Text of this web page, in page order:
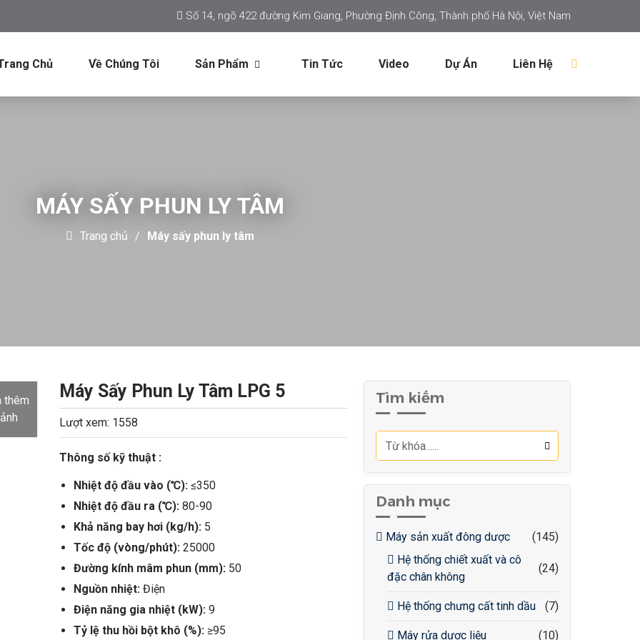
Số 14, ngõ 422 đường Kim Giang, Phường Định Công, Thành phố Hà Nội, Việt Nam
Chủ Về Chúng Tôi Sản Phẩm Tin Tức Video Dự Án Liên Hệ
MÁY SẤY PHUN LY TÂM
Trang chủ Máy sấy phun ly tâm
thêm
Máy Sấy Phun Ly Tâm LPG 5
Lượt xem: 1558
Thông số kỹ thuật :
Nhiệt độ đầu vào (℃):≤350
Nhiệt độ đầu ra (℃):80-90
Khả năng bay hơi (kg/h):5
Tốc độ (vòng/phút):25000
Đường kính mâm phun (mm):50
Nguồn nhiệt:Điện
Điện năng gia nhiệt (kW):9
Tỷ lệ thu hồi bột khô (%):≥95
Tìm kiếm
Danh mục
Máy sản xuất đông dược
(145)
Hệ thống chiết xuất và cô
đặc chân không
(24)
Hệ thống chưng cất tinh dầu (7)
Máy rửa dược liệu (10)